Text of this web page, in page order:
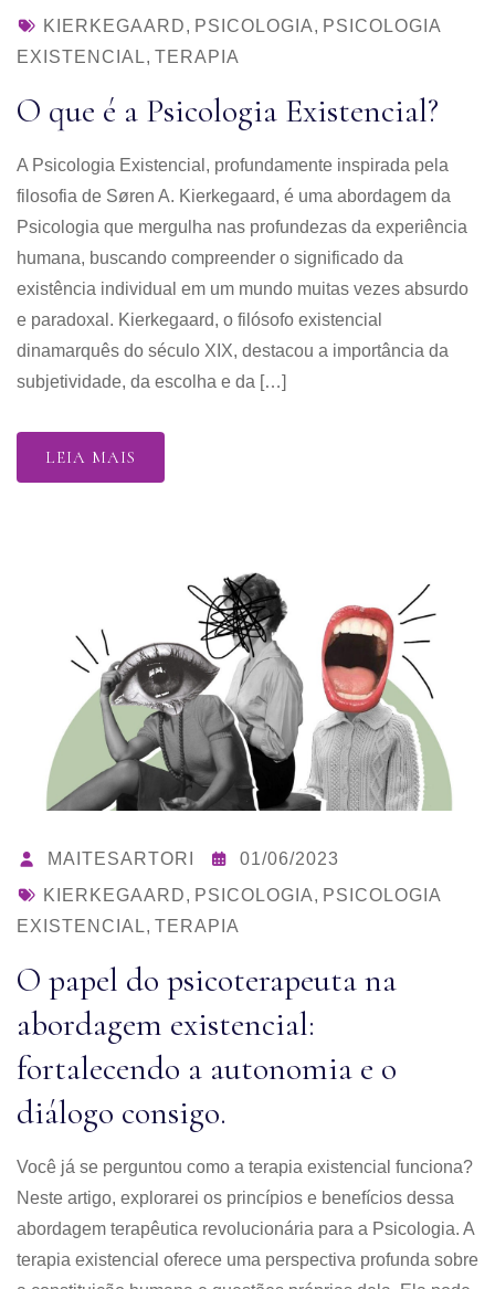
KIERKEGAARD, PSICOLOGIA, PSICOLOGIA
EXISTENCIAL, TERAPIA
O que é a Psicologia Existencial?
A Psicologia Existencial, profundamente inspirada pela
filosofia de Søren A. Kierkegaard, é uma abordagem da
Psicologia que mergulha nas profundezas da experiência
humana, buscando compreender o significado da
existência individual em um mundo muitas vezes absurdo
e paradoxal. Kierkegaard, o filósofo existencial
dinamarquês do século XIX, destacou a importância da
subjetividade, da escolha e da […]
LEIA MAIS
MAITESARTORI
01/06/2023
KIERKEGAARD, PSICOLOGIA, PSICOLOGIA
EXISTENCIAL, TERAPIA
O papel do psicoterapeuta na
abordagem existencial:
fortalecendo a autonomia e o
diálogo consigo.
Você já se perguntou como a terapia existencial funciona?
Neste artigo, explorarei os princípios e benefícios dessa
abordagem terapêutica revolucionária para a Psicologia. A
terapia existencial oferece uma perspectiva profunda sobre